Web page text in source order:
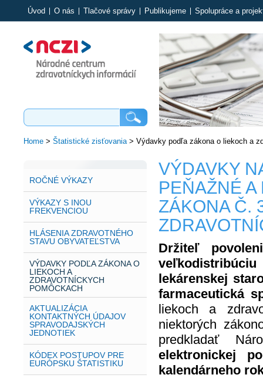
Úvod O nás Tlačové správy Publikujeme Spolupráce a
Home> Štatistické zisťovania> Výdavky podľa zákona o liekoch a
ROČNÉ VÝKAZY
VÝKAZY S INOU
FREKVENCIOU
HLÁSENIA ZDRAVOTNÉHO
STAVU OBYVATEĽSTVA
VÝDAVKY PODĽA ZÁKONA O
LIEKOCH A
ZDRAVOTNÍCKYCH
POMÔCKACH
AKTUALIZÁCIA
KONTAKTNÝCH ÚDAJOV
SPRAVODAJSKÝCH
JEDNOTIEK
KÓDEX POSTUPOV PRE
EURÓPSKU ŠTATISTIKU
VÝDAVKY
PEŇAŽNÉ
ZÁKONA Č.
Držiteľ
lekárenskej
farmaceutická
liekoch a
niektorých
predkladať
elektronickej
kalendárneho